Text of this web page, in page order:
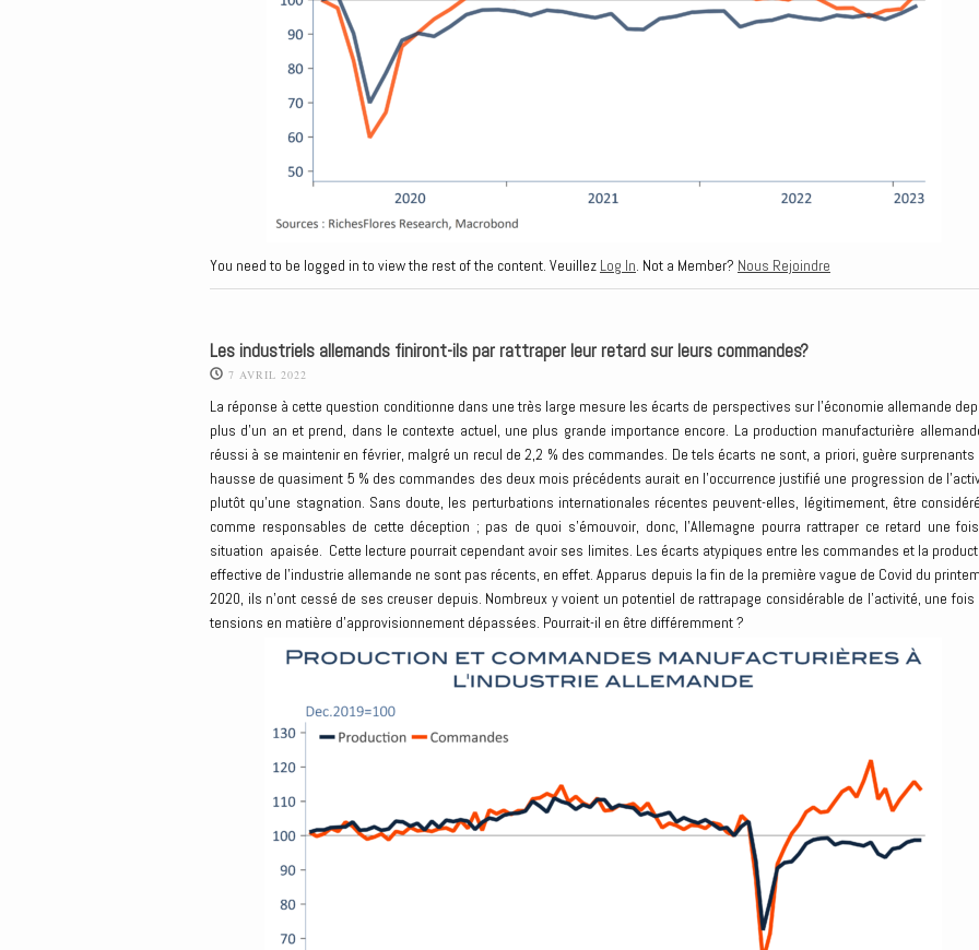
You need to be logged in to view the rest of the content. Veuillez Log In . Not a Member? Nous Rejoindre
Les industriels allemands finiront-ils par rattraper leur retard sur leurs commandes?
7 AVRIL 2022
La réponse à cette question conditionne dans une très large mesure les écarts de perspectives sur l’économie allemande
plus d’un an et prend, dans le contexte actuel, une plus grande importance encore. La production manufacturière
réussi à se maintenir en février, malgré un recul de 2,2 % des commandes. De tels écarts ne sont, a priori, guère surprenants
hausse de quasiment 5 % des commandes des deux mois précédents aurait en l’occurrence justifié une progression de
plutôt qu’une stagnation. Sans doute, les perturbations internationales récentes peuvent-elles, légitimement, être
comme responsables de cette déception ; pas de quoi s’émouvoir, donc, l’Allemagne pourra rattraper ce retard une
situation apaisée. Cette lecture pourrait cependant avoir ses limites. Les écarts atypiques entre les commandes et la
effective de l’industrie allemande ne sont pas récents, en effet. Apparus depuis la fin de la première vague de Covid du
2020, ils n’ont cessé de ses creuser depuis. Nombreux y voient un potentiel de rattrapage considérable de l’activité, une fois
tensions en matière d’approvisionnement dépassées. Pourrait-il en être différemment ?